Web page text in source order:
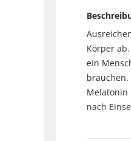
Körper
ein
Melatonin
nach